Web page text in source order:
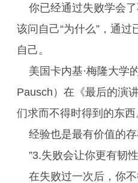
你已经通过失败学会
该问自己“为什么”，通
自己。
美国卡内基·梅隆大学
Pausch）在《最后的演
们求而不得时得到的东西
经验也是最有价值的存
”3.失败会让你更有韧性
在失败过一次后，你